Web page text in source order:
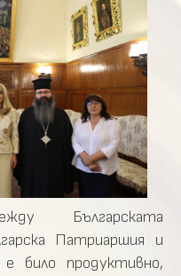
Българската
Патриаршия и
било продуктивно,